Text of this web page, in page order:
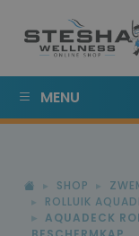
MENU
SHOP
ROLLUIK
AQUADECK